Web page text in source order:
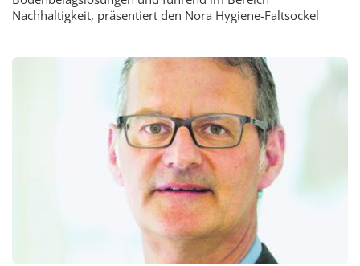
Nachhaltigkeit, präsentiert den Nora Hygiene-Faltsockel